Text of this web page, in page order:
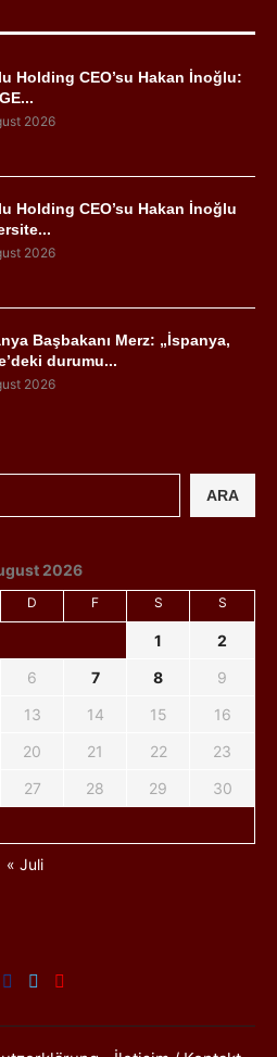
Holding CEO’su Hakan İnoğlu:
2026
Holding CEO’su Hakan İnoğlu
2026
Başbakanı Merz: „İspanya,
durumu...
2026
ARA
2026
D F S S
1
2
6 7 8
9
13 14 15
16
20 21 22
23
27 28 29
30
« Juli